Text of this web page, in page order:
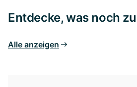
Entdecke, was noch
Alle anzeigen